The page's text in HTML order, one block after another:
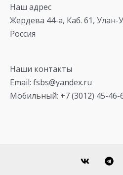
Наш адрес
Жердева 44-а, Каб. 61, Улан-
Россия
Наши контакты
Email: fsbs@yandex.ru
Мобильный: +7 (3012) 45-46-